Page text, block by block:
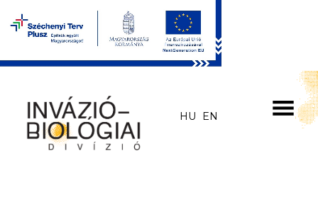
Skip to main content
HU EN